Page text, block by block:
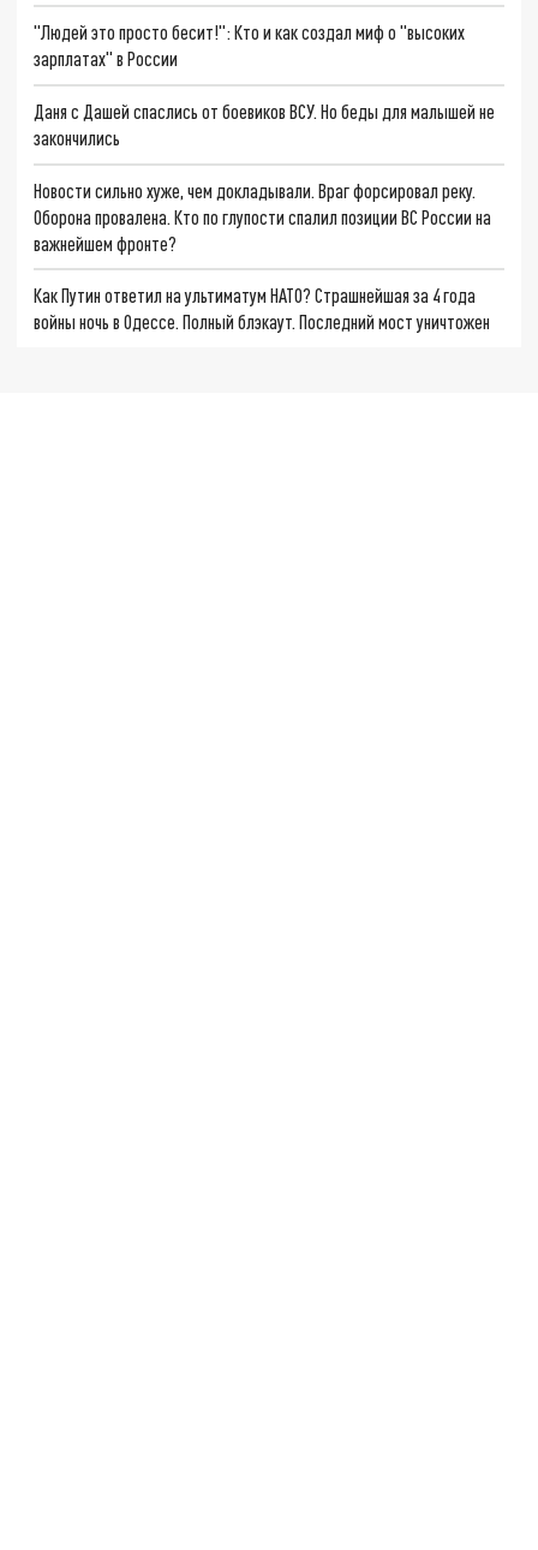
"Людей это просто бесит!": Кто и как создал миф о "высоких
зарплатах" в России
Даня с Дашей спаслись от боевиков ВСУ. Но беды для малышей не
закончились
Новости сильно хуже, чем докладывали. Враг форсировал реку.
Оборона провалена. Кто по глупости спалил позиции ВС России на
важнейшем фронте?
Как Путин ответил на ультиматум НАТО? Страшнейшая за 4 года
войны ночь в Одессе. Полный блэкаут. Последний мост уничтожен